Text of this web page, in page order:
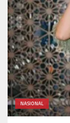
NASIONAL